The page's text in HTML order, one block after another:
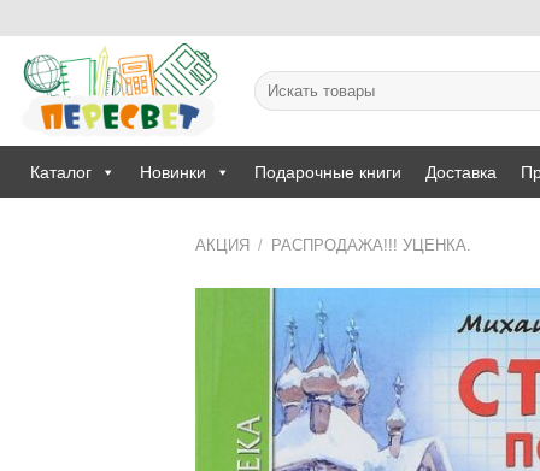
content
Искать:
Каталог Новинки Подарочные книги Доставка
АКЦИЯ / РАСПРОДАЖА!!! УЦЕНКА.